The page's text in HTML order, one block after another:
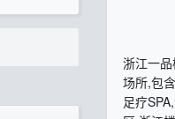
浙江一
场所,包
足疗